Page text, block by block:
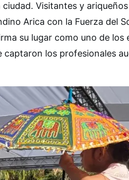
Visitantes y
Arica con la Fuerza del
su lugar como uno de
los profesionales